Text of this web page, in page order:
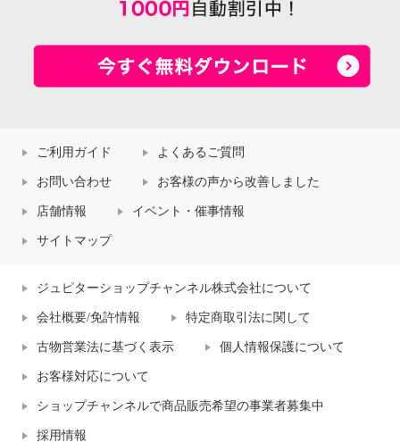
ご利用ガイド よくあるご質問
お問い合わせ お客様の声から改善しました
店舗情報 イベント・催事情報
サイトマップ
ジュピターショップチャンネル株式会社について
会社概要/免許情報 特定商取引法に関して
古物営業法に基づく表示 個人情報保護について
お客様対応について
ショップチャンネルで商品販売希望の事業者募集中
採用情報